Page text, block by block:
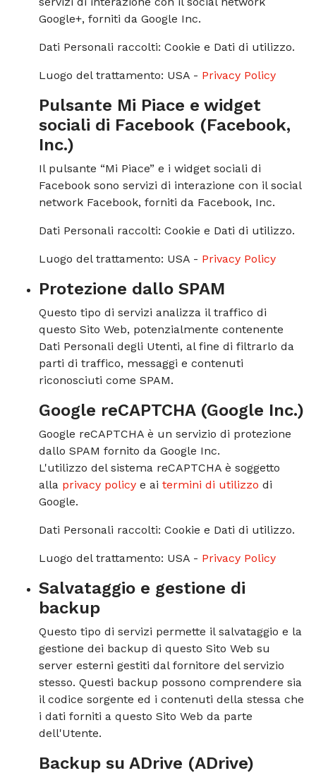
Google+, forniti da Google Inc.
Dati Personali raccolti: Cookie e Dati di utilizzo.
Luogo del trattamento: USA - Privacy Policy
Pulsante Mi Piace e widget
sociali di Facebook (Facebook,
Inc.)
Il pulsante “Mi Piace” e i widget sociali di
Facebook sono servizi di interazione con il social
network Facebook, forniti da Facebook, Inc.
Dati Personali raccolti: Cookie e Dati di utilizzo.
Luogo del trattamento: USA - Privacy Policy
Protezione dallo SPAM
Questo tipo di servizi analizza il traffico di
questo Sito Web, potenzialmente contenente
Dati Personali degli Utenti, al fine di filtrarlo da
parti di traffico, messaggi e contenuti
riconosciuti come SPAM.
Google reCAPTCHA (Google Inc.)
Google reCAPTCHA è un servizio di protezione
dallo SPAM fornito da Google Inc.
L'utilizzo del sistema reCAPTCHA è soggetto
alla privacy policy e ai termini di utilizzo di
Google.
Dati Personali raccolti: Cookie e Dati di utilizzo.
Luogo del trattamento: USA - Privacy Policy
Salvataggio e gestione di
backup
Questo tipo di servizi permette il salvataggio e la
gestione dei backup di questo Sito Web su
server esterni gestiti dal fornitore del servizio
stesso. Questi backup possono comprendere sia
il codice sorgente ed i contenuti della stessa che
i dati forniti a questo Sito Web da parte
dell'Utente.
Backup su ADrive (ADrive)